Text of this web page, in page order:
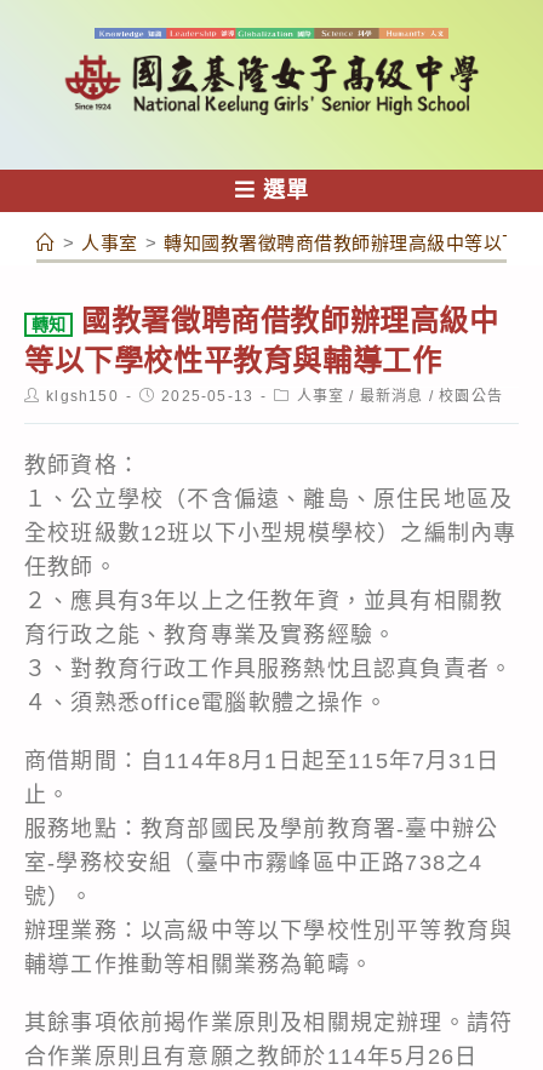
容
選單
> 人事室 > 轉知國教署徵聘商借教師辦理高級中等以下
轉知
國教署徵聘商借教師辦理高級中
等以下學校性平教育與輔導工作
Postklgsh150
Post2025-05-13
Post人事室 / 最新消息 / 校園公告
教師資格：
１、公立學校（不含偏遠、離島、原住民地區及
全校班級數12班以下小型規模學校）之編制內專
任教師。
２、應具有3年以上之任教年資，並具有相關教
育行政之能、教育專業及實務經驗。
３、對教育行政工作具服務熱忱且認真負責者。
４、須熟悉office電腦軟體之操作。
商借期間：自114年8月1日起至115年7月31日
止。
服務地點：教育部國民及學前教育署-臺中辦公
室-學務校安組（臺中市霧峰區中正路738之4
號）。
辦理業務：以高級中等以下學校性別平等教育與
輔導工作推動等相關業務為範疇。
其餘事項依前揭作業原則及相關規定辦理。請符
合作業原則且有意願之教師於114年5月26日